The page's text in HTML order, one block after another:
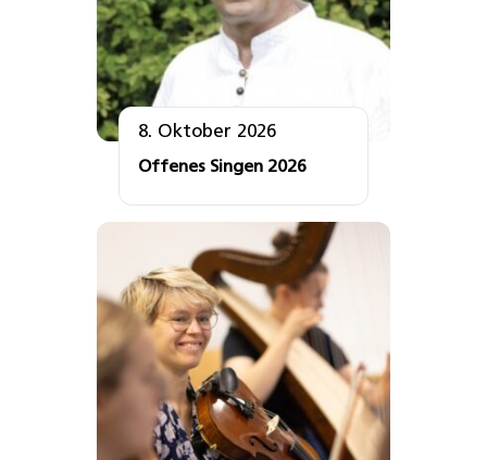
8. Oktober 2026
Offenes Singen 2026